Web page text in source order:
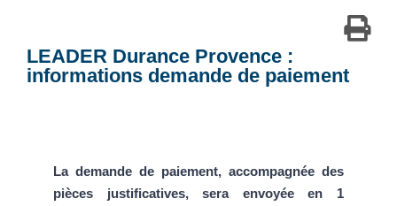
LEADER Durance Provence :
informations demande de paiement
La demande de paiement, accompagnée des
pièces justificatives, sera envoyée en 1